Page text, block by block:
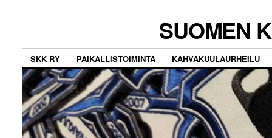
SUOMEN
SKK RY PAIKALLISTOIMINTA KAHVAKUULAURHEILU